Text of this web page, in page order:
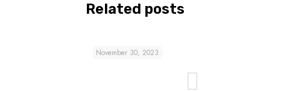
Related posts
November 30, 2023